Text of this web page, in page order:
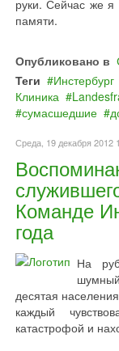
руки. Сейчас же я
памяти.
Опубликовано в
Теги
Инстербург
Клиника
сумасшедшие
Среда, 19 декабря 2012
Команде
года
На
десятая
каждый
катастрофой и